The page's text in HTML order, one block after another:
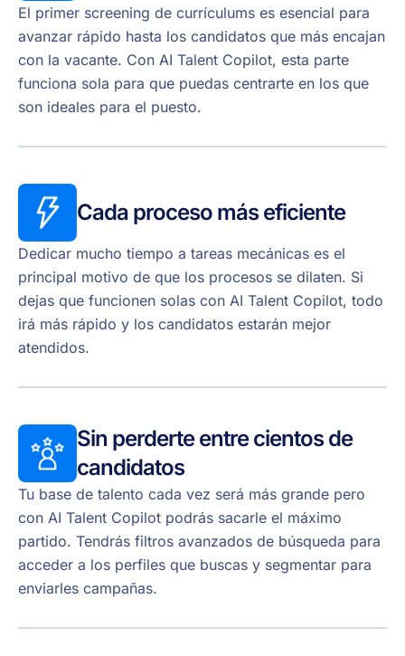
El primer screening de currículums es esencial para
avanzar rápido hasta los candidatos que más encajan
con la vacante. Con AI Talent Copilot, esta parte
funciona sola para que puedas centrarte en los que
son ideales para el puesto.
Cada proceso más eficiente
Dedicar mucho tiempo a tareas mecánicas es el
principal motivo de que los procesos se dilaten. Si
dejas que funcionen solas con AI Talent Copilot, todo
irá más rápido y los candidatos estarán mejor
atendidos.
Sin perderte entre cientos de
candidatos
Tu base de talento cada vez será más grande pero
con AI Talent Copilot podrás sacarle el máximo
partido. Tendrás filtros avanzados de búsqueda para
acceder a los perfiles que buscas y segmentar para
enviarles campañas.